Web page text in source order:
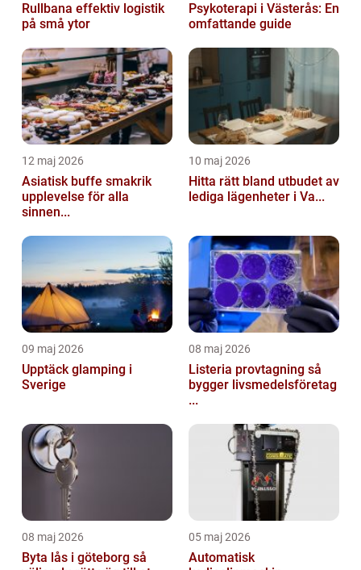
Rullbana effektiv logistik
på små ytor
Psykoterapi i Västerås: En
omfattande guide
12 maj 2026
Asiatisk buffe smakrik
upplevelse för alla
sinnen...
10 maj 2026
Hitta rätt bland utbudet av
lediga lägenheter i Va...
09 maj 2026
Upptäck glamping i
Sverige
08 maj 2026
Listeria provtagning så
bygger livsmedelsföretag
...
08 maj 2026
Byta lås i göteborg så
05 maj 2026
Automatisk